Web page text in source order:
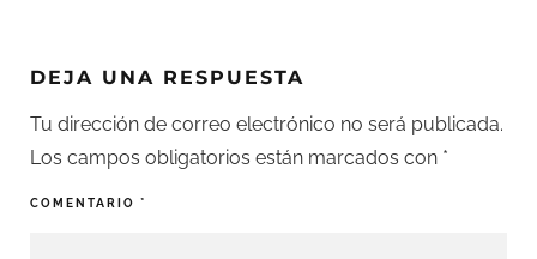
DEJA UNA RESPUESTA
Tu dirección de correo electrónico no será publicada.
Los campos obligatorios están marcados con *
COMENTARIO *